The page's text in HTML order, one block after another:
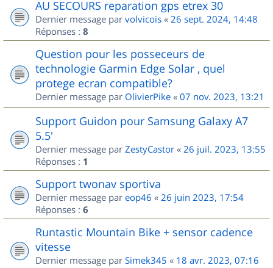
AU SECOURS reparation gps etrex 30
Dernier message par volvicois « 26 sept. 2024, 14:48
Réponses : 8
Question pour les posseceurs de
technologie Garmin Edge Solar , quel
protege ecran compatible?
Dernier message par OlivierPike « 07 nov. 2023, 13:21
Support Guidon pour Samsung Galaxy A7
5.5'
Dernier message par ZestyCastor « 26 juil. 2023, 13:55
Réponses : 1
Support twonav sportiva
Dernier message par eop46 « 26 juin 2023, 17:54
Réponses : 6
Runtastic Mountain Bike + sensor cadence
vitesse
Dernier message par Simek345 « 18 avr. 2023, 07:16